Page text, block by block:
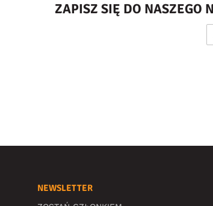
ZAPISZ SIĘ DO NASZEGO
NEWSLETTER